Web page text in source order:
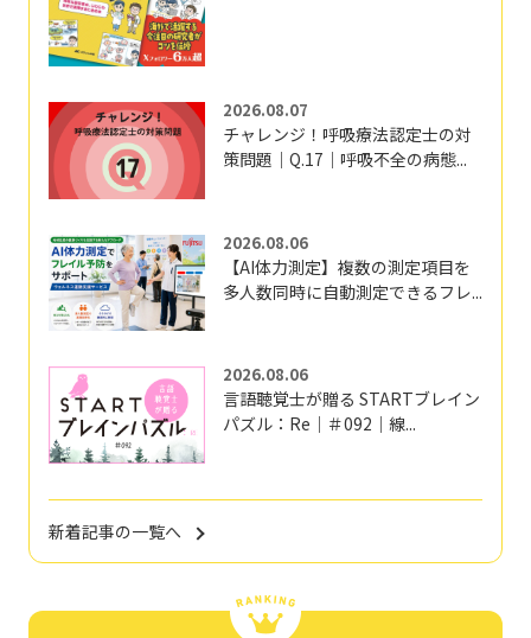
2026.08.07
チャレンジ！呼吸療法認定士の対
策問題｜Q.17｜呼吸不全の病態...
2026.08.06
【AI体力測定】複数の測定項目を
多人数同時に自動測定できるフレ...
2026.08.06
言語聴覚士が贈る STARTブレイン
パズル：Re｜＃092｜線...
新着記事の一覧へ